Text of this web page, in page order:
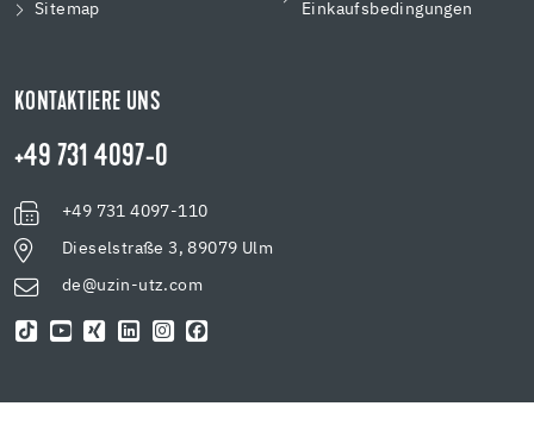
Sitemap
Einkaufsbedingungen
KONTAKTIERE UNS
+49 731 4097-0
+49 731 4097-110
Dieselstraße 3, 89079 Ulm
de@uzin-utz.com